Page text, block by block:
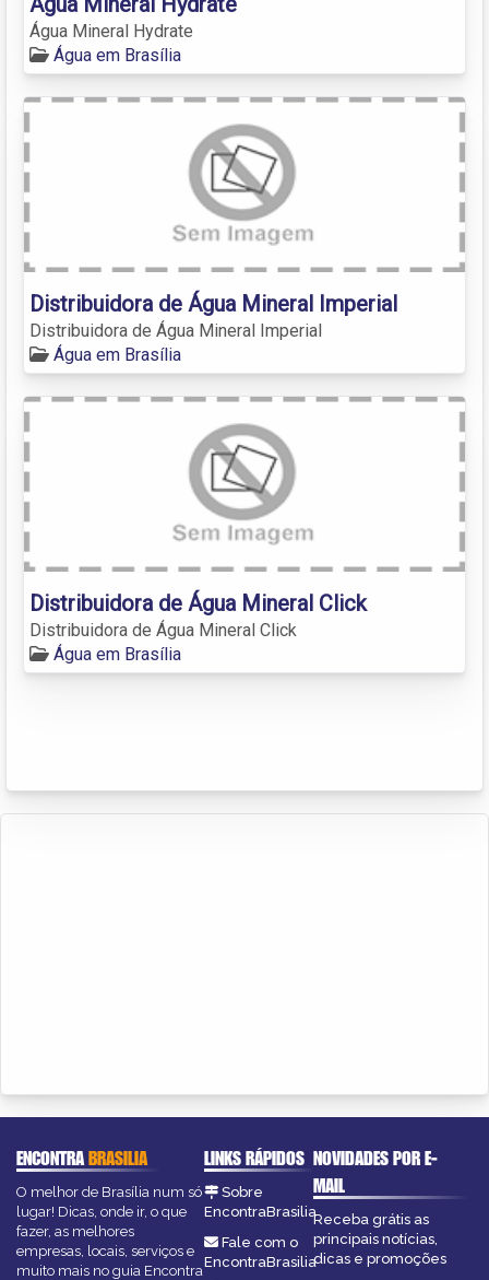
Água Mineral Hydrate
Água em Brasília
Distribuidora de Água Mineral Imperial
Distribuidora de Água Mineral Imperial
Água em Brasília
Distribuidora de Água Mineral Click
Distribuidora de Água Mineral Click
Água em Brasília
ENCONTRABRASILIA
O melhor de Brasília num só
lugar! Dicas, onde ir, o que
fazer, as melhores
empresas, locais, serviços e
muito mais no guia Encontra
LINKS RÁPIDOS
Sobre
EncontraBrasilia
Fale com o
EncontraBrasilia
NOVIDADES POR E-
MAIL
Receba grátis as
principais notícias,
dicas e promoções